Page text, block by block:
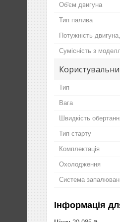
Об'єм двигуна
Тип палива
Потужність
Сумісність з
Тип
Вага
Швидкість
Тип старту
Комплектація
Охолодження
Система
Інформація